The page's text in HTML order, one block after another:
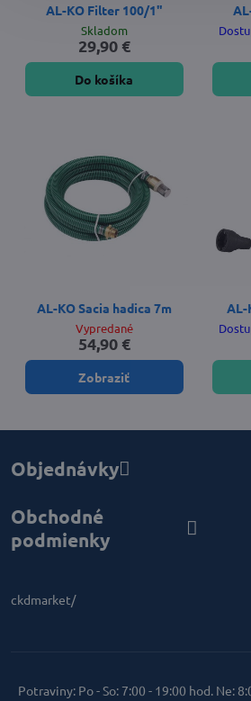
AL-KO Filter 100/1"
Skladom
29,90 €
Do košíka
AL-KO Sacia hadica 7m
Vypredané
54,90 €
Zobraziť
AL-
Objednávky
Obchodné
podmienky
ckdmarket/
Potraviny: Po - So: 7:00 - 19:00 hod. Ne: